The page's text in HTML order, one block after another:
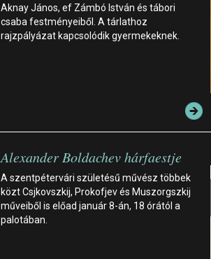
Aknay János, ef Zámbó István és tábori
csaba festményeiből. A tárlathoz
rajzpályázat kapcsolódik gyermekeknek.
Alexander Boldachev hárfaestje
A szentpétervári születésű művész többek
közt Csjkovszkij, Prokofjev és Muszorgszkij
műveiből is előad január 8-án, 18 órától a
palotában.